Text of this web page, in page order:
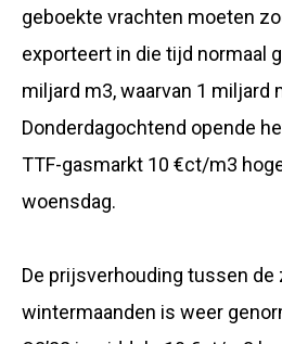
geboekte vrachten moeten
exporteert in die tijd normaal
miljard m3, waarvan 1 miljard
Donderdagochtend opende
TTF-gasmarkt 10 €ct/m3
woensdag.
De prijsverhouding tussen de
wintermaanden is weer